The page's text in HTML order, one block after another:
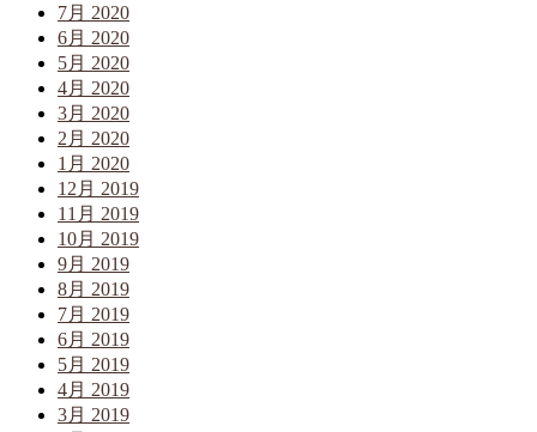
7月 2020
6月 2020
5月 2020
4月 2020
3月 2020
2月 2020
1月 2020
12月 2019
11月 2019
10月 2019
9月 2019
8月 2019
7月 2019
6月 2019
5月 2019
4月 2019
3月 2019